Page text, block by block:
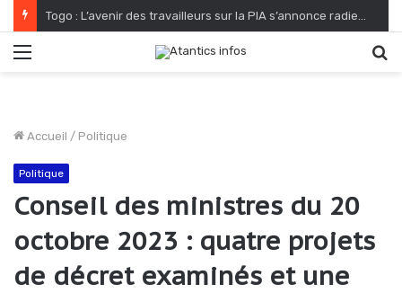
Togo : L’avenir des travailleurs sur la PIA s’annonce radieux
Accueil / Politique
Politique
Conseil des ministres du 20
octobre 2023 : quatre projets
de décret examinés et une